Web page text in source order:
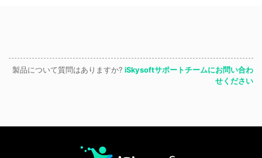
製品について質問はありますか? iSkysoftサポートチームにお問い合わ
せください